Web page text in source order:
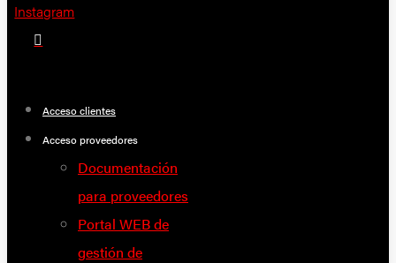
Instagram
Acceso clientes
Acceso proveedores
Documentación
para proveedores
Portal WEB de
gestión de